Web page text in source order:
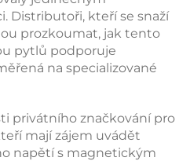
Distributoři, kteří se snaží
prozkoumat, jak tento
pytlů podporuje
na specializované
privátního značkování pro
mají zájem uvádět
napětí s magnetickým